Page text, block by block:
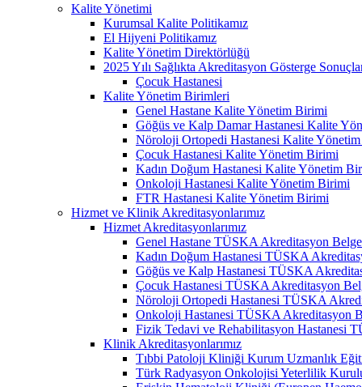
Kalite Yönetimi
Kurumsal Kalite Politikamız
El Hijyeni Politikamız
Kalite Yönetim Direktörlüğü
2025 Yılı Sağlıkta Akreditasyon Gösterge
Çocuk Hastanesi
Kalite Yönetim Birimleri
Genel Hastane Kalite Yönetim Birimi
Göğüs ve Kalp Damar Hastanesi Kalite
Nöroloji Ortopedi Hastanesi Kalite
Çocuk Hastanesi Kalite Yönetim Birimi
Kadın Doğum Hastanesi Kalite Yönetim
Onkoloji Hastanesi Kalite Yönetim Birimi
FTR Hastanesi Kalite Yönetim Birimi
Hizmet ve Klinik Akreditasyonlarımız
Hizmet Akreditasyonlarımız
Genel Hastane TÜSKA Akreditasyon
Kadın Doğum Hastanesi TÜSKA
Göğüs ve Kalp Hastanesi TÜSKA
Çocuk Hastanesi TÜSKA Akreditasyon
Nöroloji Ortopedi Hastanesi TÜSKA
Onkoloji Hastanesi TÜSKA Akreditasyon
Fizik Tedavi ve Rehabilitasyon Hastanesi
Klinik Akreditasyonlarımız
Tıbbi Patoloji Kliniği Kurum Uzmanlık
Türk Radyasyon Onkolojisi Yeterlilik